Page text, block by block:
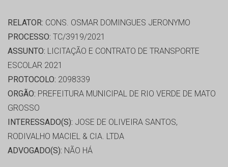
RELATOR: CONS. OSMAR DOMINGUES JERONYMO
PROCESSO: TC/3919/2021
ASSUNTO: LICITAÇÃO E CONTRATO DE TRANSPORTE
ESCOLAR 2021
PROTOCOLO: 2098339
ORGÃO: PREFEITURA MUNICIPAL DE RIO VERDE DE MATO
GROSSO
INTERESSADO(S): JOSE DE OLIVEIRA SANTOS,
RODIVALHO MACIEL & CIA. LTDA
ADVOGADO(S): NÃO HÁ